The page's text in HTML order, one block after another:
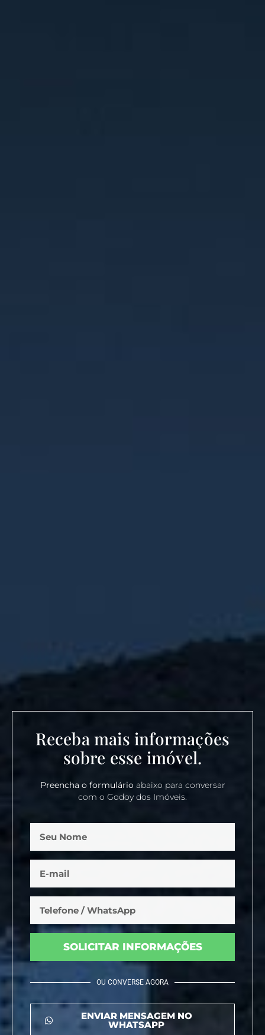
Receba mais informações
sobre esse imóvel.
Preencha o formulárioabaixo para conversar
com o Godoy dos Imóveis.
SOLICITAR INFORMAÇÕES
OU CONVERSE AGORA
ENVIAR MENSAGEM NO
WHATSAPP